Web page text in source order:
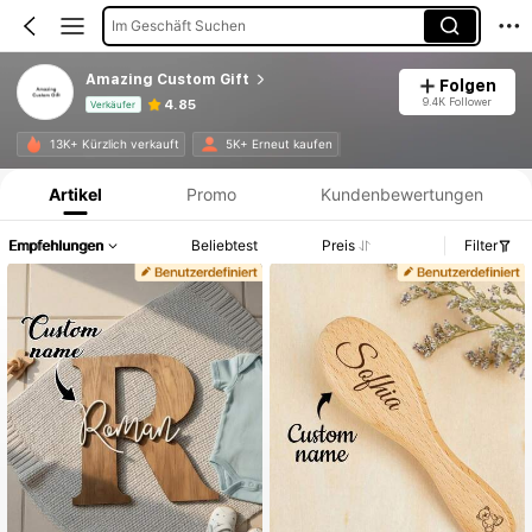
Im Geschäft Suchen
Amazing Custom Gift
Verkäufer 4.85
Folgen
9.4K Follower
13K+ Kürzlich verkauft 5K+ Erneut kaufen
Produktinformation: Preisangabe, Verkaufs- und Lagerbestandsdetails.
Artikel Promo Kundenbewertungen
Empfehlungen Beliebtest Preis Filter